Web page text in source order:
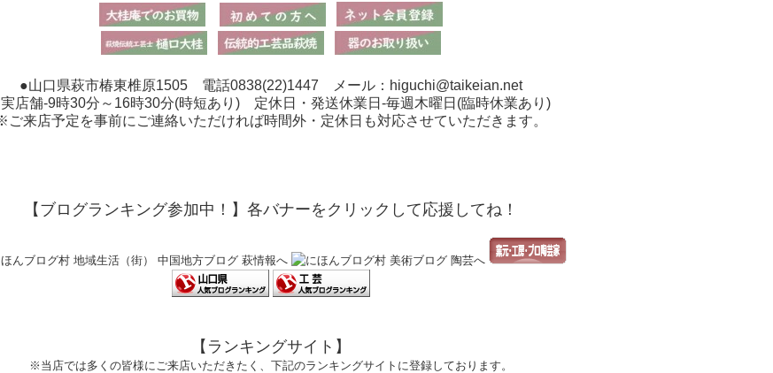
●山口県萩市椿東椎原1505 電話0838(22)1447 メール：higuchi@taikeian.net
店舗-9時30分～16時30分(時短あり) 定休日・発送休業日-毎週木曜日(臨時休業あり)
ご来店予定を事前にご連絡いただければ時間外・定休日も対応させていただきます。
【ブログランキング参加中！】各バナーをクリックして応援してね！
【ランキングサイト】
※当店では多くの皆様にご来店いただきたく、下記のランキングサイトに登録しております。